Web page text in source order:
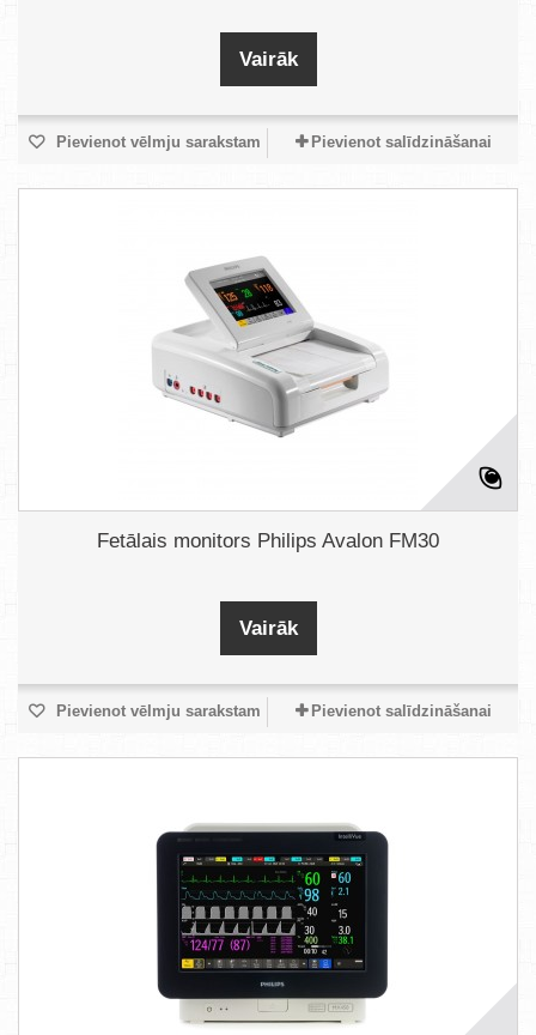
Vairāk
Pievienot vēlmju sarakstam Pievienot salīdzināšanai
Fetālais monitors Philips Avalon FM30
Vairāk
Pievienot vēlmju sarakstam Pievienot salīdzināšanai